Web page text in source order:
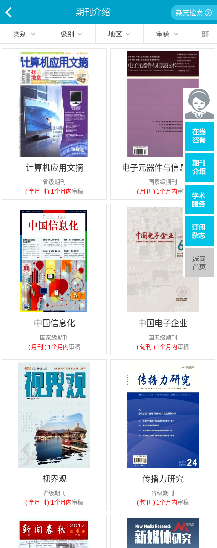
期刊介绍 杂志检索
类别 级别 地区 审稿
计算机应用文摘
省级期刊
( 半月刊 ) 1个月内审稿
电子元器件与信息技术
国家级期刊
( 月刊 ) 1个月内审稿
中国信息化
国家级期刊
( 月刊 ) 1个月内审稿
中国电子企业
国家级期刊
( 旬刊 ) 1个月内审稿
视界观
省级期刊
( 半月刊 ) 1个月内审稿
传播力研究
省级期刊
( 旬刊 ) 1个月内审稿